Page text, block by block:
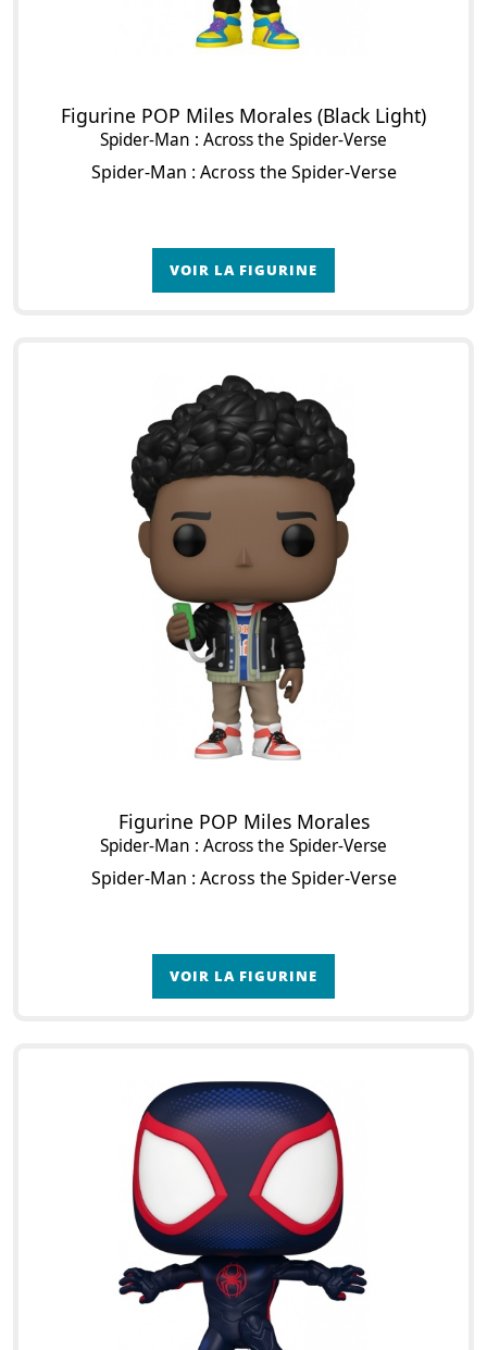
Figurine POP Miles Morales (Black Light)
Spider-Man : Across the Spider-Verse
Spider-Man : Across the Spider-Verse
VOIR LA FIGURINE
Figurine POP Miles Morales
Spider-Man : Across the Spider-Verse
Spider-Man : Across the Spider-Verse
VOIR LA FIGURINE